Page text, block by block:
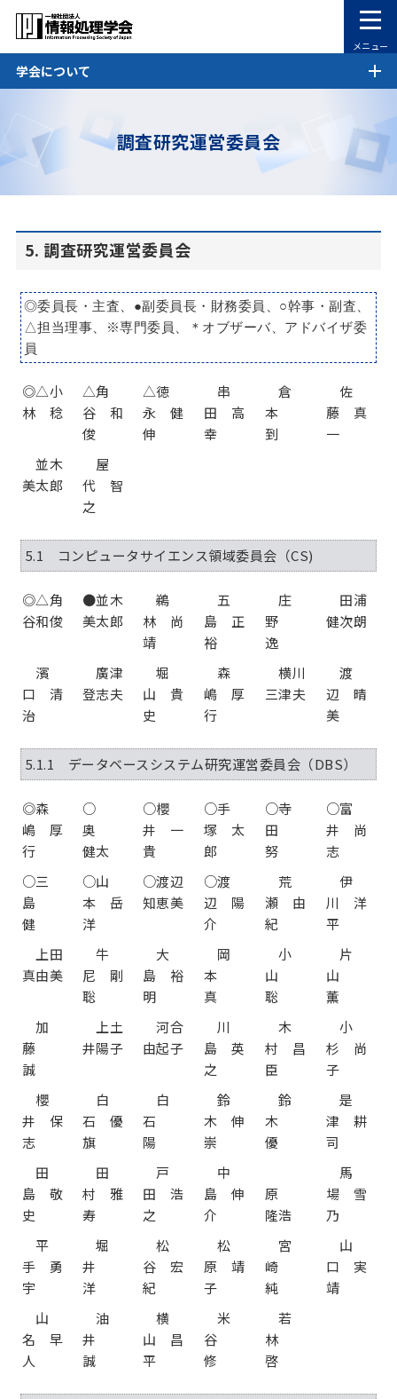
メニュー
学会について
調査研究運営委員会
5. 調査研究運営委員会
◎委員長・主査、●副委員長・財務委員、○幹事・副査、
△担当理事、※専門委員、＊オブザーバ、アドバイザ委
員
◎△小
林 稔
△角
谷 和
俊
△徳
永 健
伸
串
田 高
幸
倉
本
到
佐
藤 真
一
並木
美太郎
屋
代 智
之
5.1 コンピュータサイエンス領域委員会（CS)
◎△角
谷和俊
●並木
美太郎
鵜
林 尚
靖
五
島 正
裕
庄
野
逸
田浦
健次朗
濱
口 清
治
廣津
登志夫
堀
山 貴
史
森
嶋 厚
行
横川
三津夫
渡
辺 晴
美
5.1.1 データベースシステム研究運営委員会（DBS）
◎森
嶋 厚
行
○
奥
健太
○櫻
井 一
貴
○手
塚 太
郎
○寺
田
努
○富
井 尚
志
○三
島
健
○山
本 岳
洋
○渡辺
知恵美
○渡
辺 陽
介
荒
瀬 由
紀
伊
川 洋
平
上田
真由美
牛
尼 剛
聡
大
島 裕
明
岡
本
真
小
山
聡
片
山
薫
加
藤
誠
上土
井陽子
河合
由起子
川
島 英
之
木
村 昌
臣
小
杉 尚
子
櫻
井 保
志
白
石 優
旗
白
石
陽
鈴
木 伸
崇
鈴
木
優
是
津 耕
司
田
島 敬
史
田
村 雅
寿
戸
田 浩
之
中
島 伸
介
原
隆浩
馬
場 雪
乃
平
手 勇
宇
堀
井
洋
松
谷 宏
紀
松
原 靖
子
宮
崎
純
山
口 実
靖
山
名 早
人
油
井
誠
横
山 昌
平
米
谷
修
若
林
啓